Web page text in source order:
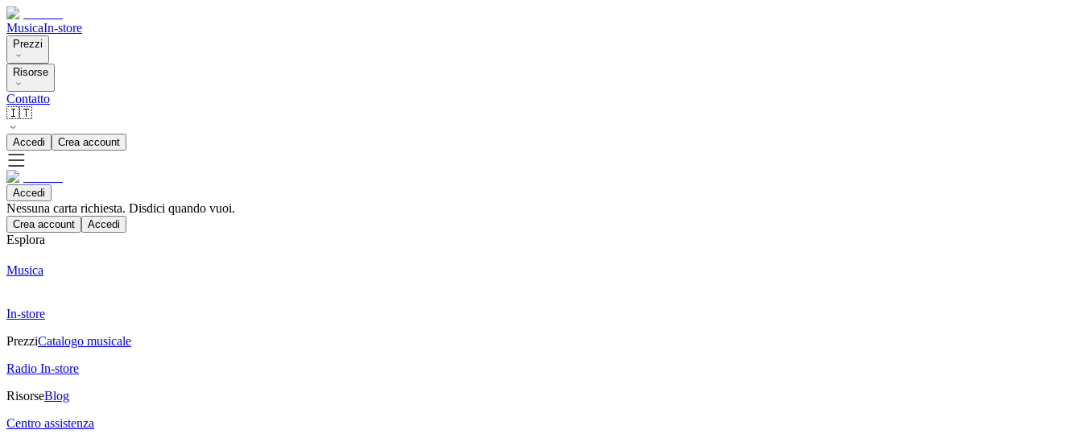
MusicaIn-store
Prezzi
Risorse
Contatto
🇮🇹
Accedi Crea account
Accedi
Nessuna carta richiesta. Disdici quando vuoi.
Crea account Accedi
Esplora
Musica
In-store
PrezziCatalogo musicale
Radio In-store
RisorseBlog
Centro assistenza